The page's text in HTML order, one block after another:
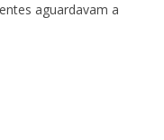
aguardavam a